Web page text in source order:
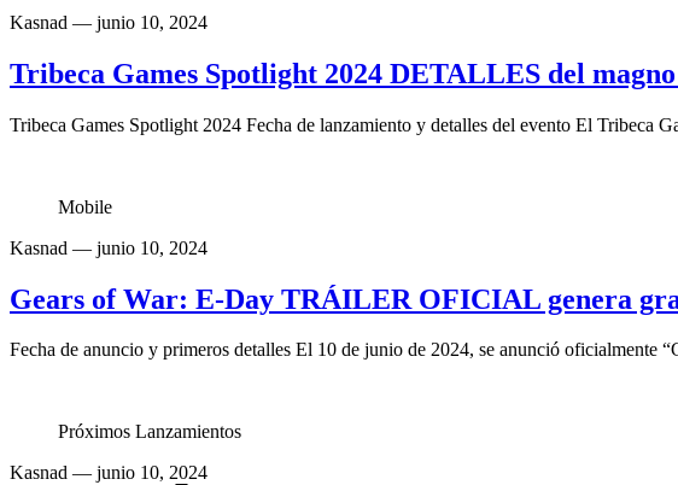
Kasnad — junio 10, 2024
Tribeca Games Spotlight 2024 DETALLES del
Tribeca Games Spotlight 2024 Fecha de lanzamiento y detalles del evento El Tribeca
Mobile
Kasnad — junio 10, 2024
Gears of War: E-Day TRÁILER OFICIAL genera
Fecha de anuncio y primeros detalles El 10 de junio de 2024, se anunció oficialmente
Próximos Lanzamientos
Kasnad — junio 10, 2024